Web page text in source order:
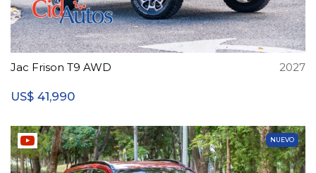
Jac Frison T9 AWD 2027
US$ 41,990
NUEVO